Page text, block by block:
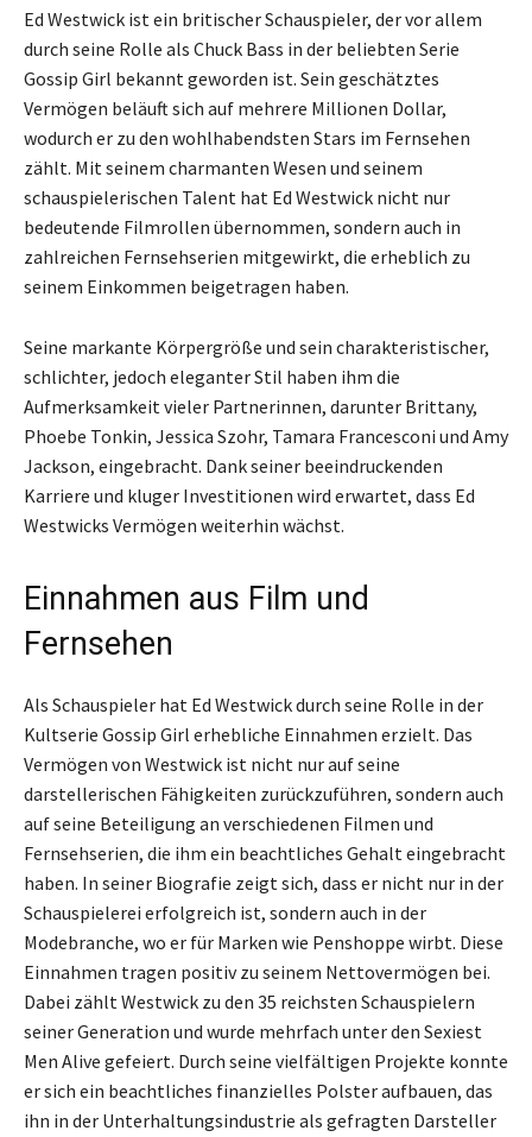
Ed Westwick ist ein britischer Schauspieler, der vor allem
durch seine Rolle als Chuck Bass in der beliebten Serie
Gossip Girl bekannt geworden ist. Sein geschätztes
Vermögen beläuft sich auf mehrere Millionen Dollar,
wodurch er zu den wohlhabendsten Stars im Fernsehen
zählt. Mit seinem charmanten Wesen und seinem
schauspielerischen Talent hat Ed Westwick nicht nur
bedeutende Filmrollen übernommen, sondern auch in
zahlreichen Fernsehserien mitgewirkt, die erheblich zu
seinem Einkommen beigetragen haben.
Seine markante Körpergröße und sein charakteristischer,
schlichter, jedoch eleganter Stil haben ihm die
Aufmerksamkeit vieler Partnerinnen, darunter Brittany,
Phoebe Tonkin, Jessica Szohr, Tamara Francesconi und Amy
Jackson, eingebracht. Dank seiner beeindruckenden
Karriere und kluger Investitionen wird erwartet, dass Ed
Westwicks Vermögen weiterhin wächst.
Einnahmen aus Film und
Fernsehen
Als Schauspieler hat Ed Westwick durch seine Rolle in der
Kultserie Gossip Girl erhebliche Einnahmen erzielt. Das
Vermögen von Westwick ist nicht nur auf seine
darstellerischen Fähigkeiten zurückzuführen, sondern auch
auf seine Beteiligung an verschiedenen Filmen und
Fernsehserien, die ihm ein beachtliches Gehalt eingebracht
haben. In seiner Biografie zeigt sich, dass er nicht nur in der
Schauspielerei erfolgreich ist, sondern auch in der
Modebranche, wo er für Marken wie Penshoppe wirbt. Diese
Einnahmen tragen positiv zu seinem Nettovermögen bei.
Dabei zählt Westwick zu den 35 reichsten Schauspielern
seiner Generation und wurde mehrfach unter den Sexiest
Men Alive gefeiert. Durch seine vielfältigen Projekte konnte
er sich ein beachtliches finanzielles Polster aufbauen, das
ihn in der Unterhaltungsindustrie als gefragten Darsteller